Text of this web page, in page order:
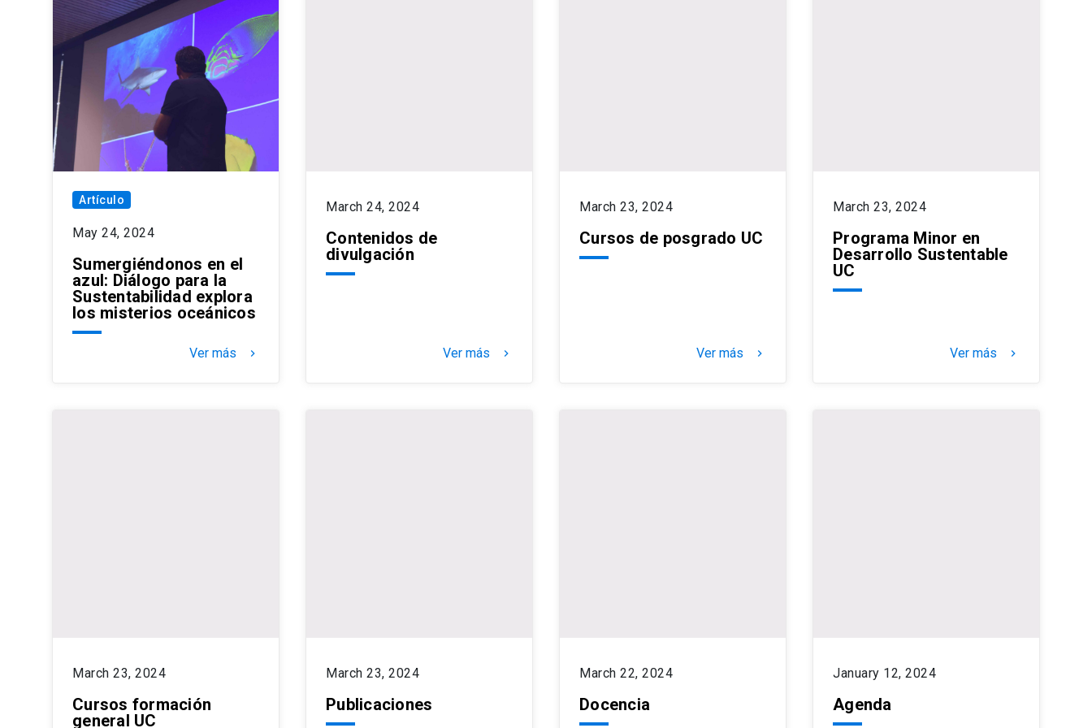
Artículo
May 24, 2024
Sumergiéndonos en el
azul: Diálogo para la
Sustentabilidad explora
los misterios oceánicos
Ver más keyboard_arrow_right
March 24, 2024
Contenidos de
divulgación
Ver más keyboard_arrow_right
March 23, 2024
Cursos de posgrado UC
Ver más keyboard_arrow_right
March 23, 2024
Programa Minor en
Desarrollo Sustentable
UC
Ver más keyboard_arrow_right
March 23, 2024
Cursos formación
general UC
March 23, 2024
Publicaciones
March 22, 2024
Docencia
January 12, 2024
Agenda